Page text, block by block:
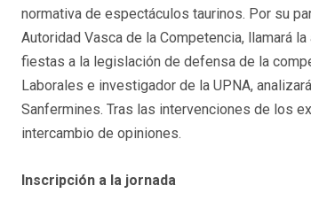
normativa de espectáculos taurinos. Por su
Autoridad Vasca de la Competencia, llamará
fiestas a la legislación de defensa de la
Laborales e investigador de la UPNA,
Sanfermines. Tras las intervenciones de los
intercambio de opiniones.
Inscripción a la jornada